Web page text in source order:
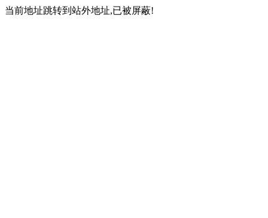
当前地址跳转到站外地址,已被屏蔽!